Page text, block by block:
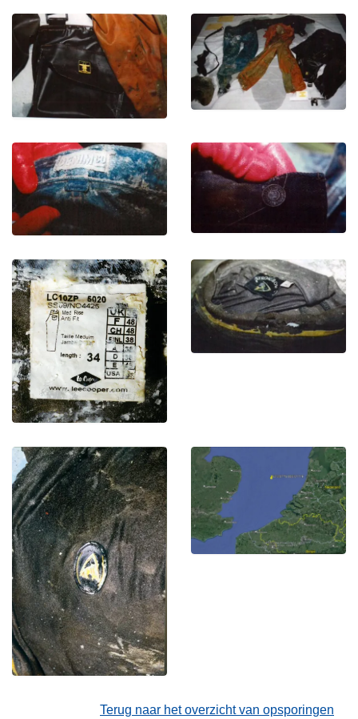
Terug naar het overzicht van opsporingen